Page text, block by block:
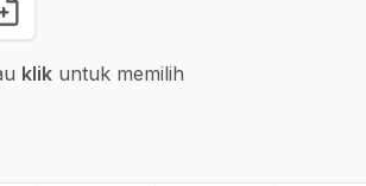
klik untuk memilih